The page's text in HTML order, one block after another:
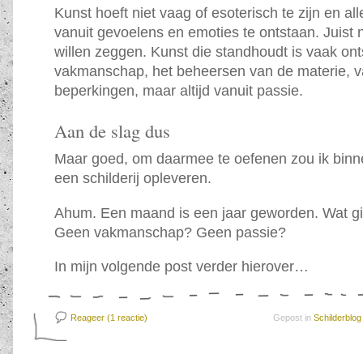
Kunst hoeft niet vaag of esoterisch te zijn en
vanuit gevoelens en emoties te ontstaan. Juist
willen zeggen. Kunst die standhoudt is vaak
vakmanschap, het beheersen van de materie,
beperkingen, maar altijd vanuit passie.
Aan de slag dus
Maar goed, om daarmee te oefenen zou ik
een schilderij opleveren.
Ahum. Een maand is een jaar geworden. Wat
Geen vakmanschap? Geen passie?
In mijn volgende post verder hierover…
Reageer (1 reactie) Gepost in Schilderblog